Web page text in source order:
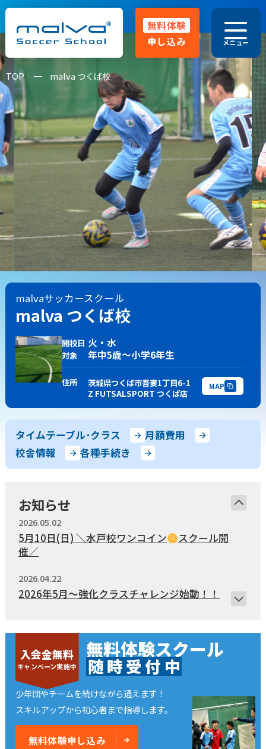
無料体験
申し込み
メニュー
029-248-5771
HOME
malvaとは
指導方針
大会実績
卒業生OB
保護者の声
よくある質問
クラス紹介
コーチ紹介
お知らせ･ブログ
入会金無料
実施中
無料体験スクール
随 時 受 付 中
少年団やチームを続けながら通えます！
スキルアップから初心者まで指導します。
無料体験申し込み
茨城県
水戸校 つくば校
埼玉県 山形県
千葉県
浦安校 新浦安校
市川コルトンプラザ校
成田校
神奈川県
横浜校 新横浜校
川崎駅前校
八王子日本文化大學校
コンテンテ青梅校
TOP malva つくば校
malvaサッカースクール
malva つくば校
開校日 火・水
対象 年中5歳〜小学6年生
住所
茨城県つくば市吾妻1丁目6-1
Z FUTSALSPORT つくば店
MAP
タイムテーブル･クラス
月額費用
校舎情報
各種手続き
お知らせ
2026.05.02
5月10日(日) ＼水戸校ワンコイン
スクール開
催／
2026.04.22
2026年5月～強化クラスチャレンジ始動！！
ホームページリニューアルしました！
入会金無料
キャンペーン実施中
無料体験スクール
随時受付 中
少年団やチームを続けながら通えます！
スキルアップから初心者まで指導します。
無料体験申し込み